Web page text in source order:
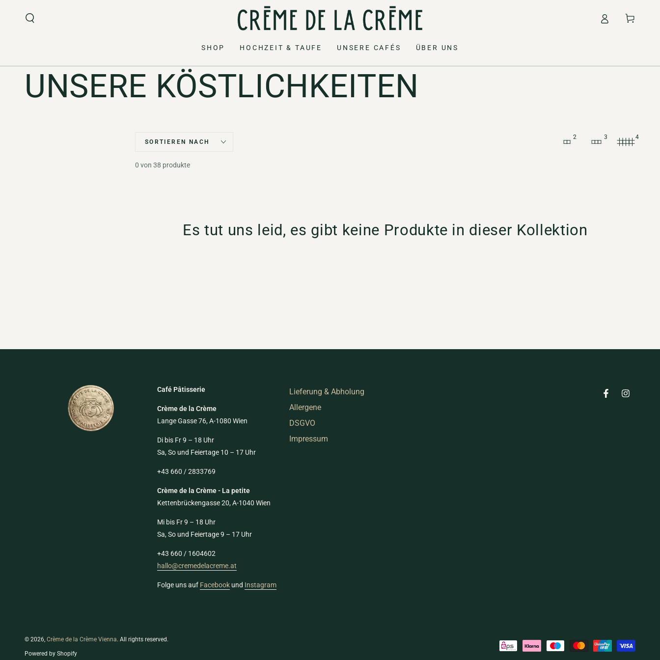
SPRINGEN
SHOP HOCHZEIT & TAUFE UNSERE CAFÉS ÜBER UNS
Warenkorb
KOLLEKTION:
UNSERE KÖSTLICHKEITEN
SORTIEREN NACH
2 3 4
0 von 38 produkte
Es tut uns leid, es gibt keine Produkte in dieser Kollektion
Café Pâtisserie
Crème de la Crème
Lange Gasse 76, A-1080 Wien
Di bis Fr 9 – 18 Uhr
Sa, So und Feiertage 10 – 17 Uhr
+43 660 / 2833769
Crème de la Crème - La petite
Kettenbrückengasse 20, A-1040 Wien
Mi bis Fr 9 – 18 Uhr
Sa, So und Feiertage 9 – 17 Uhr
+43 660 / 1604602
hallo@cremedelacreme.at
Folge uns auf Facebookund Instagram
Lieferung & Abholung
Allergene
DSGVO
Impressum
FacebookInstagram
© 2026, Crème de la Crème Vienna. All rights reserved.
Powered by Shopify